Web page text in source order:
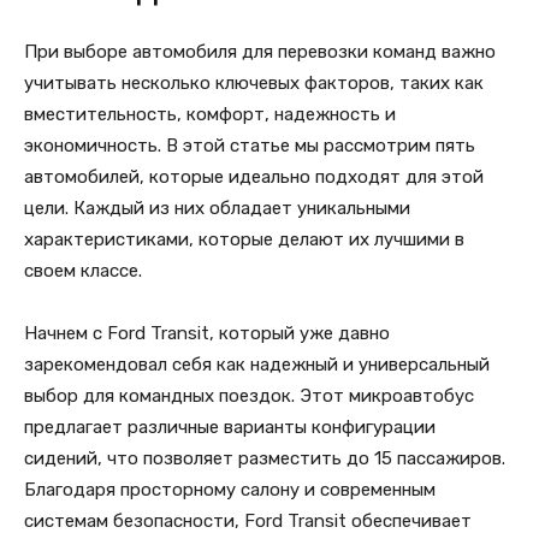
При выборе автомобиля для перевозки команд важно
учитывать несколько ключевых факторов, таких как
вместительность, комфорт, надежность и
экономичность. В этой статье мы рассмотрим пять
автомобилей, которые идеально подходят для этой
цели. Каждый из них обладает уникальными
характеристиками, которые делают их лучшими в
своем классе.
Начнем с Ford Transit, который уже давно
зарекомендовал себя как надежный и универсальный
выбор для командных поездок. Этот микроавтобус
предлагает различные варианты конфигурации
сидений, что позволяет разместить до 15 пассажиров.
Благодаря просторному салону и современным
системам безопасности, Ford Transit обеспечивает